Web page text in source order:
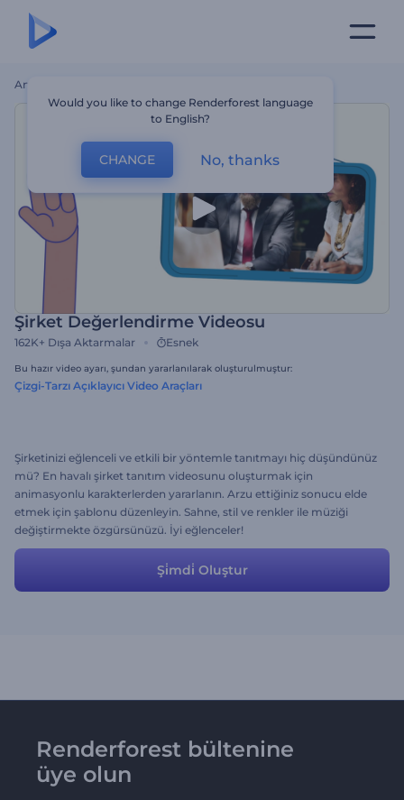
Ana Sayfa
Şirket Değerlendirme Videosu
162K+ Dışa Aktarmalar Esnek
Bu hazır video ayarı, şundan yararlanılarak oluşturulmuştur:
Çizgi-Tarzı Açıklayıcı Video Araçları
Şirketinizi eğlenceli ve etkili bir yöntemle tanıtmayı hiç düşündünüz
mü? En havalı şirket tanıtım videosunu oluşturmak için
animasyonlu karakterlerden yararlanın. Arzu ettiğiniz sonucu elde
etmek için şablonu düzenleyin. Sahne, stil ve renkler ile müziği
değiştirmekte özgürsünüzü. İyi eğlenceler!
Şi̇mdi̇ Oluştur
Renderforest bültenine
üye olun
Would you like to change Renderforest language
to English?
CHANGE No, thanks